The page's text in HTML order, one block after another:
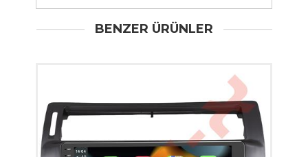
BENZER ÜRÜNLER